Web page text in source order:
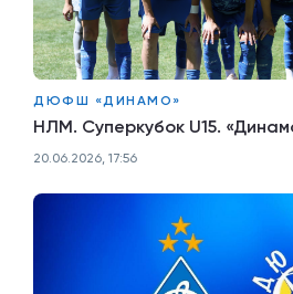
ДЮФШ «ДИНАМО»
НЛМ. Суперкубок U15.
20.06.2026, 17:56